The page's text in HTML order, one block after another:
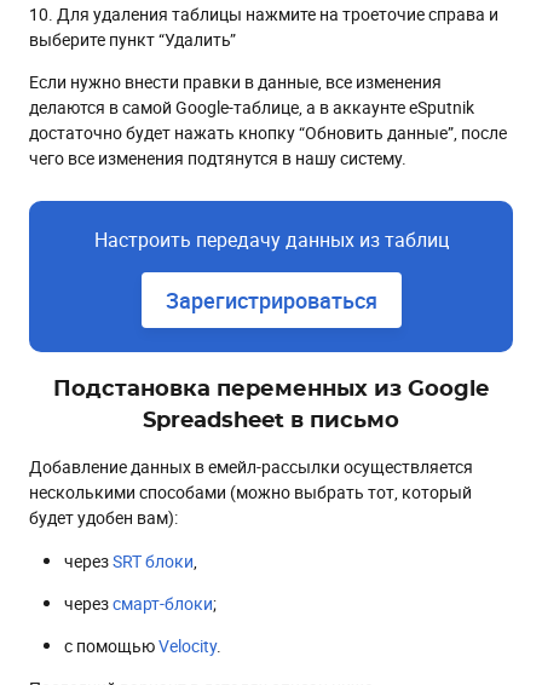
10. Для удаления таблицы нажмите на троеточие справа и
выберите пункт “Удалить”
Если нужно внести правки в данные, все изменения
делаются в самой Google-таблице, а в аккаунте eSputnik
достаточно будет нажать кнопку “Обновить данные”, после
чего все изменения подтянутся в нашу систему.
Настроить передачу данных из таблиц
Зарегистрироваться
Подстановка переменных из Google
Spreadsheet в письмо
Добавление данных в емейл-рассылки осуществляется
несколькими способами (можно выбрать тот, который
будет удобен вам):
черезSRT блоки
черезсмарт-блоки;
с помощьюVelocity.